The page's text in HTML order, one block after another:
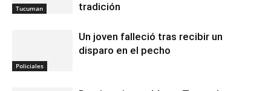
Tucuman
tradición
Policiales
Un joven falleció tras recibir un
disparo en el pecho